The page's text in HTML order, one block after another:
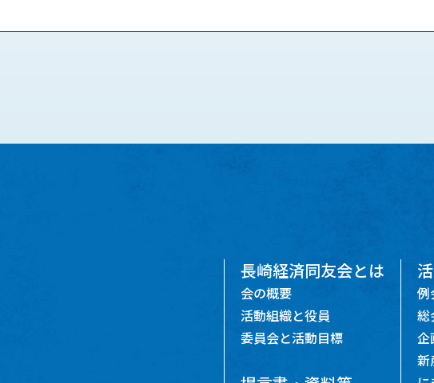
長崎経済同友会とは
会の概要
活動組織と役員
委員会と活動目標
例
総
企
新